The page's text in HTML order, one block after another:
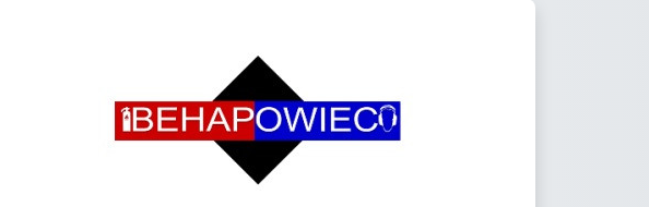
Zaloguj do Platforma